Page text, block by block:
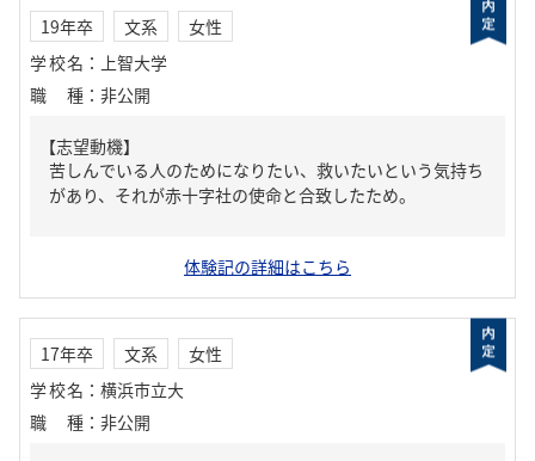
19年卒 文系
女性
学校名 ： 上智大学
職種 ： 非公開
【志望動機】
苦しんでいる人のためになりたい、救いたいという気持ち
があり、それが赤十字社の使命と合致したため。
体験記の詳細はこちら
17年卒 文系
女性
学校名 ： 横浜市立大
職種 ： 非公開